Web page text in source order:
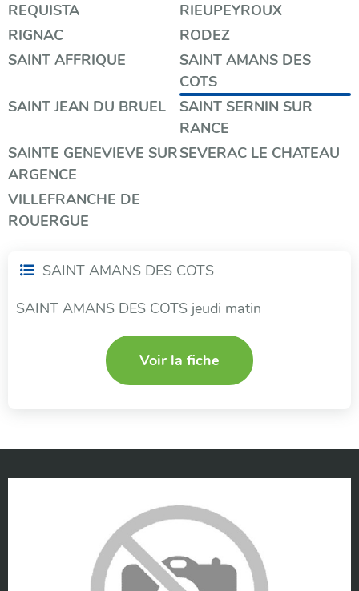
REQUISTA
RIEUPEYROUX
RIGNAC
RODEZ
SAINT AFFRIQUE
SAINT AMANS DES
COTS
SAINT JEAN DU BRUEL
SAINT SERNIN SUR
RANCE
SAINTE GENEVIEVE SUR
ARGENCE
SEVERAC LE CHATEAU
VILLEFRANCHE DE
ROUERGUE
SAINT AMANS DES COTS
SAINT AMANS DES COTS jeudi matin
Voir la fiche